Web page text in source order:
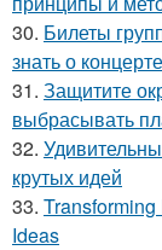
30. Билеты
знать о концерте
31. Защитите
выбрасывать
32.
крутых идей
33.
Ideas